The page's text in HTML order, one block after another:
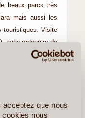
acceptez que nous
cookies nous
beaux parcs très
mais aussi les
touristiques. Visite
avec rencontre de
au Kenya